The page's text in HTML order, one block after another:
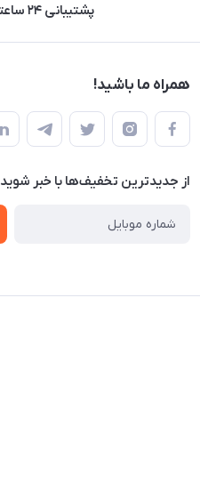
پشتیبانی ۲۴ ساعته
همراه ما باشید!
از جدید‌ترین تخفیف‌ها با‌ خبر شوید